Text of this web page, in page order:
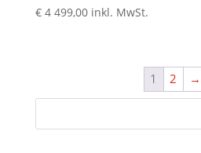
€4 499,00 inkl. MwSt.
1 2 →